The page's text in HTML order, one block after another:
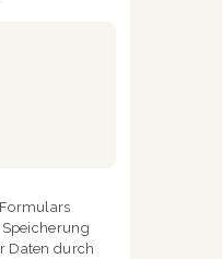
Daten durch